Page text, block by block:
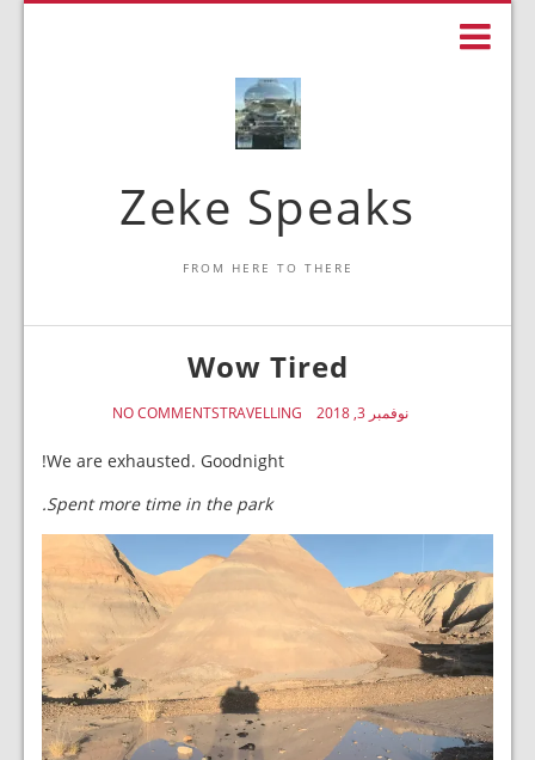
Zeke Speaks
FROM HERE TO THERE
Wow Tired
نوفمبر 3, 2018 TRAVELLING
NO COMMENTS
We are exhausted. Goodnight!
Spent more time in the park.